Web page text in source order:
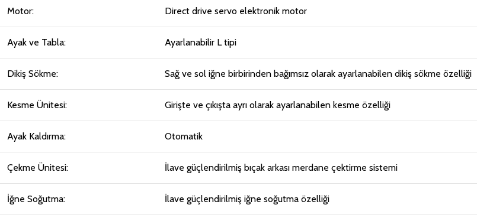
Motor: Direct drive servo elektronik motor
Ayak ve Tabla: Ayarlanabilir L tipi
Dikiş Sökme: Sağ ve sol iğne birbirinden bağımsız olarak ayarlanabilen dikiş sökme özelliği
Kesme Ünitesi: Girişte ve çıkışta ayrı olarak ayarlanabilen kesme özelliği
Ayak Kaldırma: Otomatik
Çekme Ünitesi: İlave güçlendirilmiş bıçak arkası merdane çektirme sistemi
İğne Soğutma: İlave güçlendirilmiş iğne soğutma özelliği